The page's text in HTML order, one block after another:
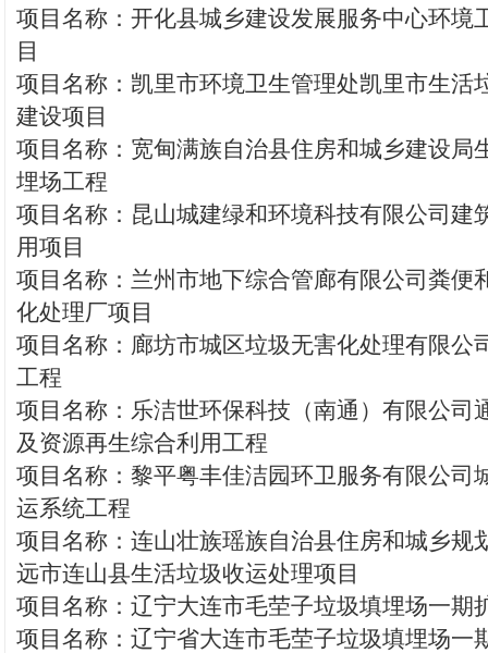
项目名称：开化县城乡建设发展服务中心环境
目
项目名称：凯里市环境卫生管理处凯里市生活
建设项目
项目名称：宽甸满族自治县住房和城乡建设局
埋场工程
项目名称：昆山城建绿和环境科技有限公司建
用项目
项目名称：兰州市地下综合管廊有限公司粪便
化处理厂项目
项目名称：廊坊市城区垃圾无害化处理有限公
工程
项目名称：乐洁世环保科技（南通）有限公司
及资源再生综合利用工程
项目名称：黎平粤丰佳洁园环卫服务有限公司
运系统工程
项目名称：连山壮族瑶族自治县住房和城乡规
远市连山县生活垃圾收运处理项目
项目名称：辽宁大连市毛茔子垃圾填埋场一期
项目名称：辽宁省大连市毛茔子垃圾填埋场一